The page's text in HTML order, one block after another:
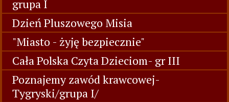
grupa I
Dzień Pluszowego Misia
"Miasto - żyję bezpiecznie"
Cała Polska Czyta Dzieciom- gr III
Poznajemy zawód krawcowej-
Tygryski/grupa I/